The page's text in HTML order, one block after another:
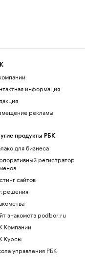
информация
рекламы
продукты РБК
для бизнеса
регистратор
сайтов
знакомств podbor.ru
Компании
Курсы
управления РБК